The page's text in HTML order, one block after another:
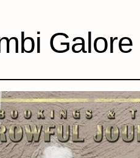
Galore